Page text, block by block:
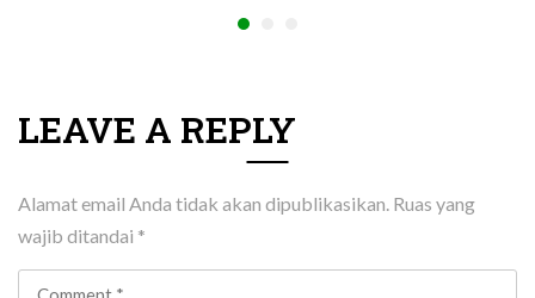
LEAVE A REPLY
Alamat email Anda tidak akan dipublikasikan. Ruas yang
wajib ditandai *